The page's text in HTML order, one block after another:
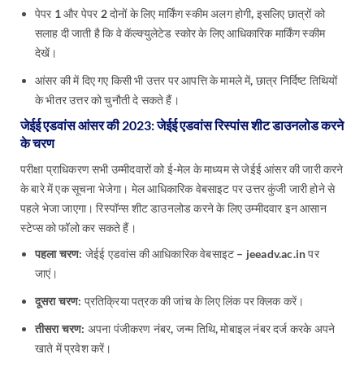
पेपर 1 और पेपर 2 दोनों के लिए मार्किंग स्कीम अलग होगी, इसलिए छात्रों को
सलाह दी जाती है कि वे कॅल्क्युलेटेड स्कोर के लिए आधिकारिक मार्किंग स्कीम
देखें।
आंसर की में दिए गए किसी भी उत्तर पर आपत्ति के मामले में, छात्र निर्दिष्ट तिथियों
के भीतर उत्तर को चुनौती दे सकते हैं।
जेईई एडवांस आंसर की 2023: जेईई एडवांस रिस्पांस शीट डाउनलोड करने
के चरण
परीक्षा प्राधिकरण सभी उम्मीदवारों को ई-मेल के माध्यम से जेईई आंसर की जारी करने
के बारे में एक सूचना भेजेगा। मेल आधिकारिक वेबसाइट पर उत्तर कुंजी जारी होने से
पहले भेजा जाएगा। रिस्पॉन्स शीट डाउनलोड करने के लिए उम्मीदवार इन आसान
स्टेप्स को फॉलो कर सकते हैं।
पहला चरण: जेईई एडवांस की आधिकारिक वेबसाइट – jeeadv.ac.in पर
जाएं।
दूसरा चरण: प्रतिक्रिया पत्रक की जांच के लिए लिंक पर क्लिक करें।
तीसरा चरण: अपना पंजीकरण नंबर, जन्म तिथि, मोबाइल नंबर दर्ज करके अपने
खाते में प्रवेश करें।